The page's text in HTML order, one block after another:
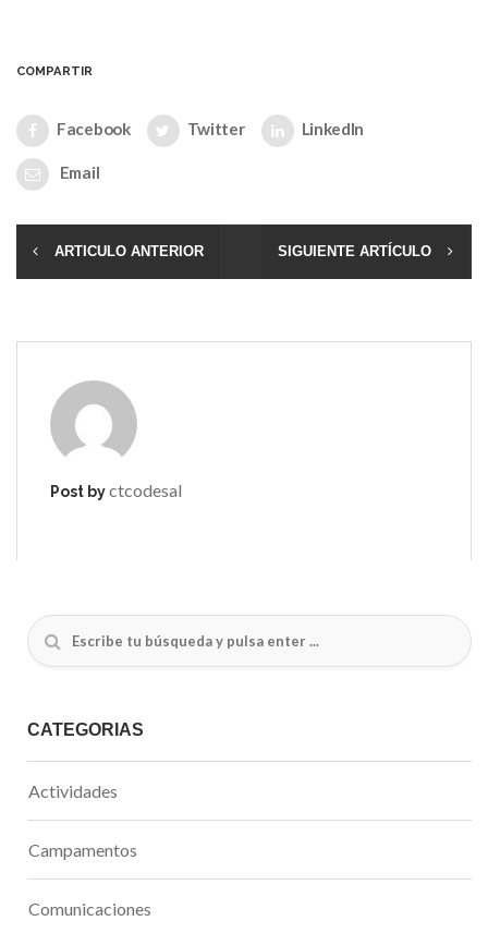
COMPARTIR
Facebook Twitter LinkedIn
Email
ARTICULO ANTERIOR SIGUIENTE ARTÍCULO
Post byctcodesal
CATEGORÍAS
Actividades
Campamentos
Comunicaciones